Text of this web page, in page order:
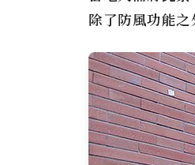
除了防風功能